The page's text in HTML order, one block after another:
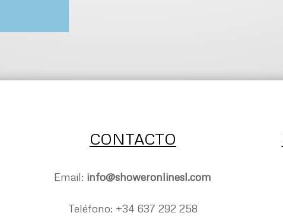
CONTACTO
Email: info@showeronlinesl.com
Teléfono: +34 637 292 258